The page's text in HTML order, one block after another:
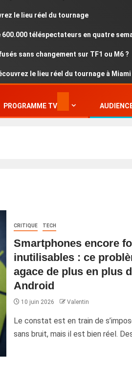
le lieu réel du tournage
téléspectateurs en quatre
sans changement sur TF1 ou M6 ?
le lieu réel du tournage à Miami
PROGRAMME TV
CRITIQUE TECH
Smartphones encore
inutilisables : ce
agace de plus en plus
Android
10 juin 2026 Valentin
Le constat est en train de
sans bruit, mais il est bien réel.